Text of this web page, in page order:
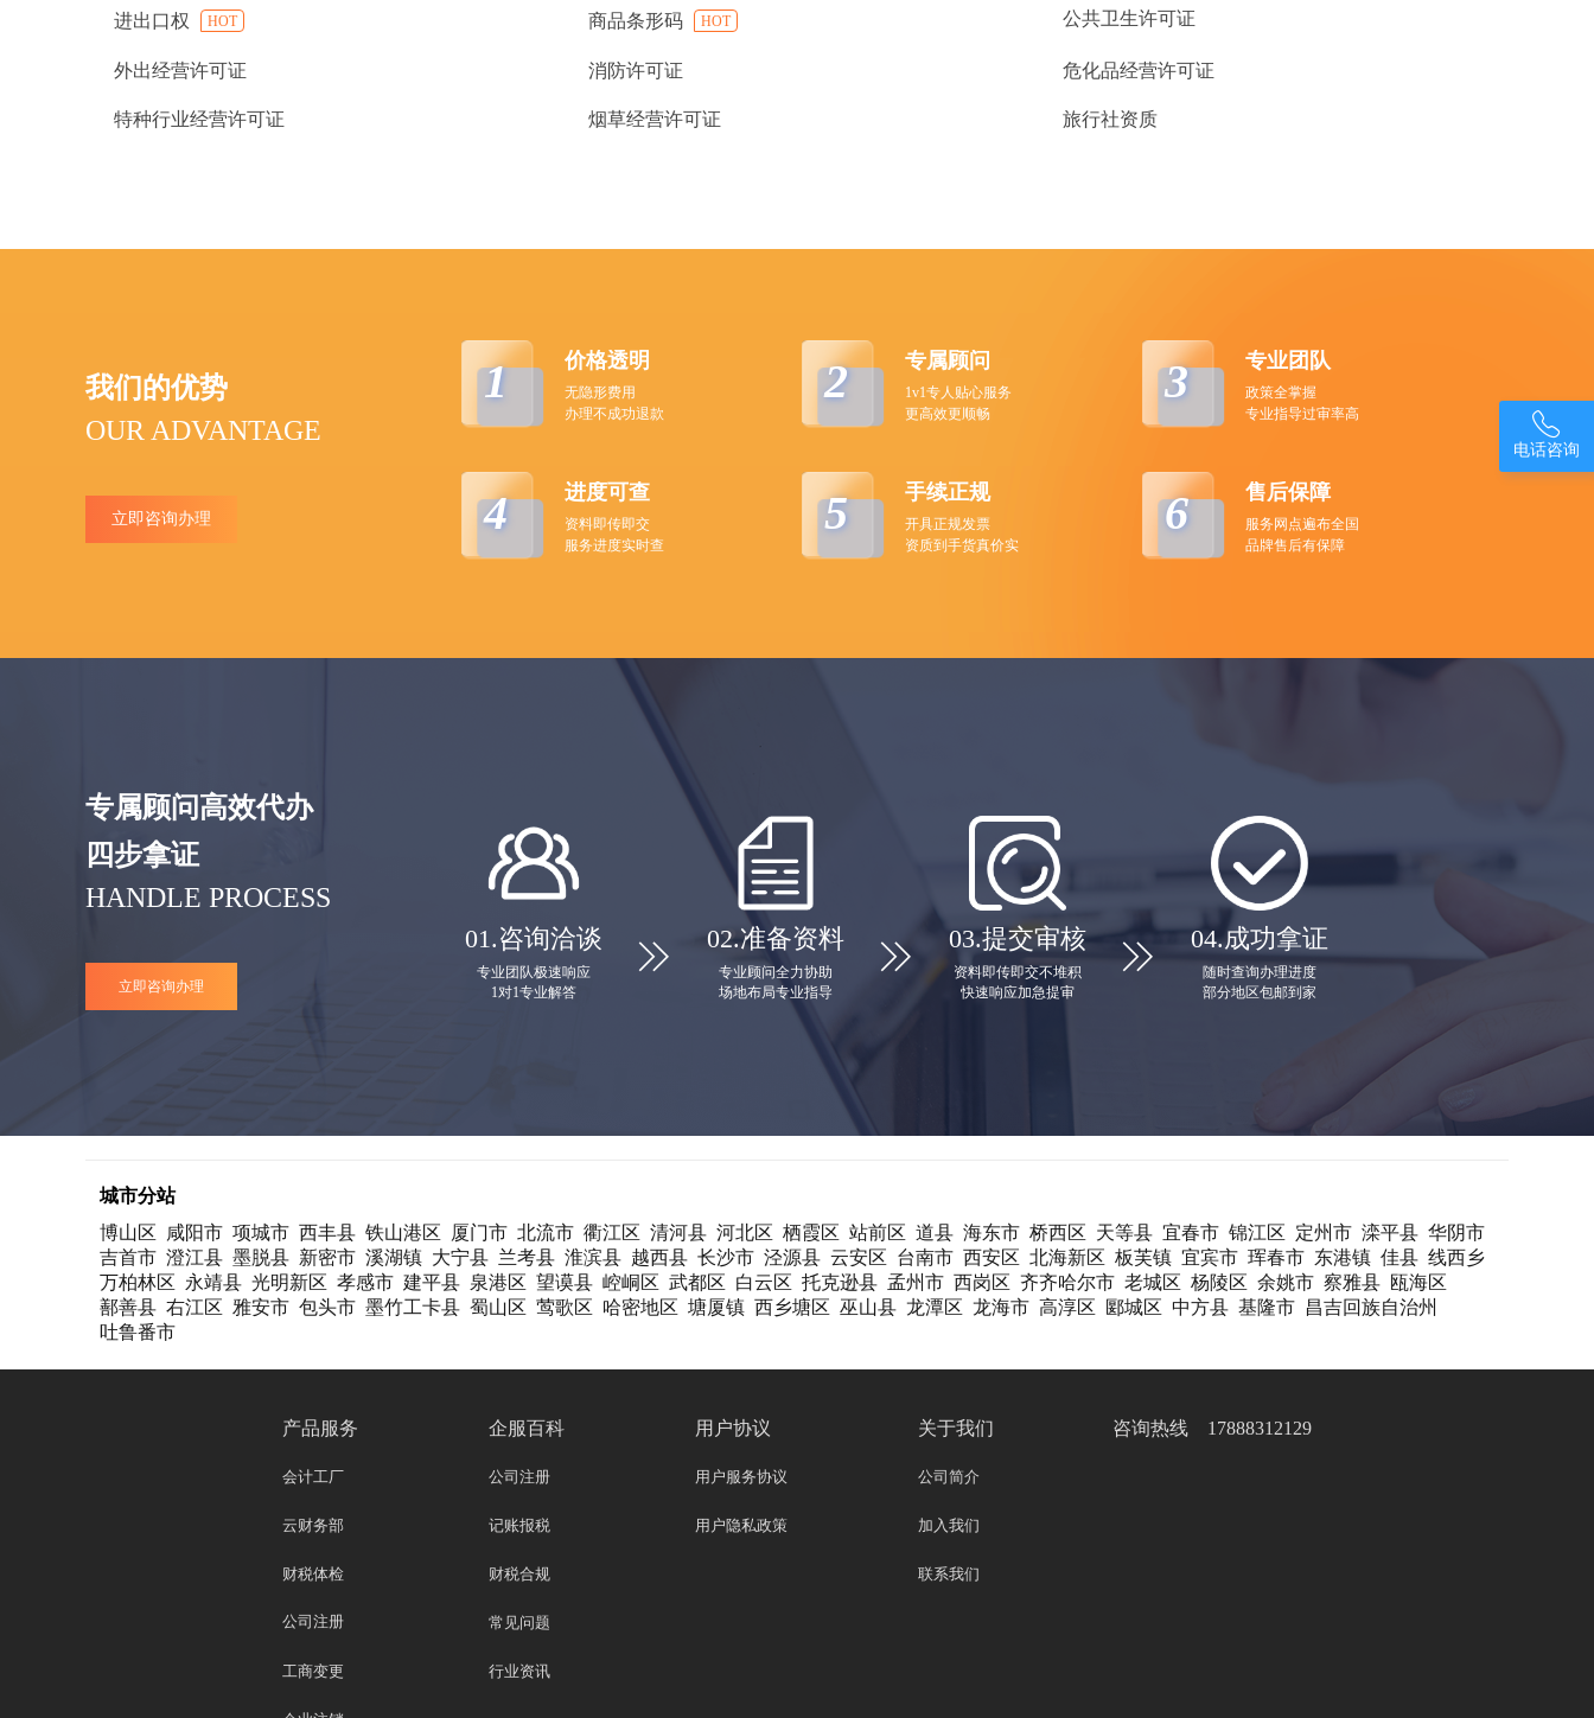
进出口权 HOT 商品条形码 HOT 公共卫生许可证
外出经营许可证 消防许可证 危化品经营许可证
特种行业经营许可证 烟草经营许可证 旅行社资质
我们的优势
OUR ADVANTAGE
立即咨询办理
1 价格透明
无隐形费用
办理不成功退款
2 专属顾问
1v1专人贴心服务
更高效更顺畅
3 专业团队
政策全掌握
专业指导过审率高
4 进度可查
资料即传即交
服务进度实时查
5 手续正规
开具正规发票
资质到手货真价实
6 售后保障
服务网点遍布全国
品牌售后有保障
专属顾问高效代办
四步拿证
HANDLE PROCESS
立即咨询办理
01.咨询洽谈
专业团队极速响应
1对1专业解答
 02.准备资料
专业顾问全力协助
场地布局专业指导
 03.提交审核
资料即传即交不堆积
快速响应加急提审
 04.成功拿证
随时查询办理进度
部分地区包邮到家
城市分站
博山区
咸阳市 项城市 西丰县 铁山港区 厦门市 北流市 衢江区 清河县 河北区 栖霞区 站前区 道县 海东市 桥西区 天等县 宜春市 锦江区 定州市 滦平县 华阴市
吉首市 澄江县 墨脱县 新密市 溪湖镇 大宁县 兰考县 淮滨县 越西县 长沙市 泾源县 云安区 台南市 西安区 北海新区 板芙镇 宜宾市 珲春市 东港镇 佳县 线西乡
万柏林区 永靖县 光明新区 孝感市 建平县 泉港区 望谟县 崆峒区 武都区 白云区 托克逊县 孟州市 西岗区 齐齐哈尔市 老城区 杨陵区 余姚市 察雅县 瓯海区
鄯善县 右江区 雅安市 包头市 墨竹工卡县 蜀山区 莺歌区 哈密地区 塘厦镇 西乡塘区 巫山县 龙潭区 龙海市 高淳区 郾城区 中方县 基隆市 昌吉回族自治州
吐鲁番市
产品服务
会计工厂
云财务部
财税体检
公司注册
工商变更
企服百科
公司注册
记账报税
财税合规
常见问题
行业资讯
用户协议
用户服务协议
用户隐私政策
关于我们
公司简介
加入我们
联系我们
咨询热线 17888312129

电话咨询